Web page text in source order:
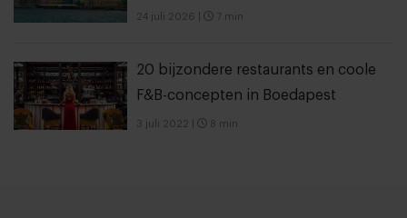
24 juli 2026 7 min
20 bijzondere restaurants en coole
F&B-concepten in Boedapest
3 juli 2022 8 min